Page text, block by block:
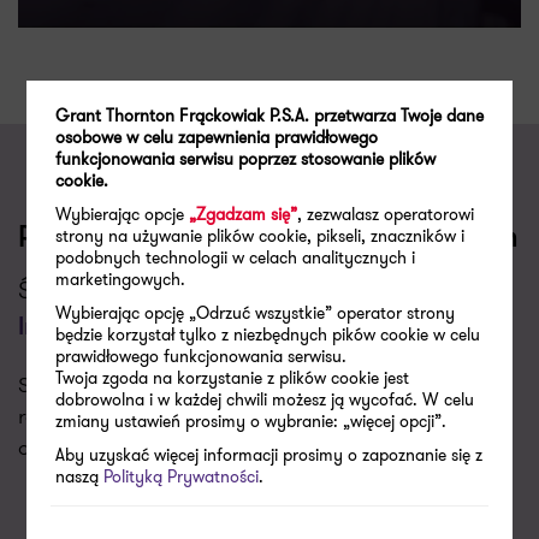
Porozmawiajmy o Twoich wyzwaniach
Świadczymy usługi w zakresie
Inwestycji
Skontaktujemy się z Tobą w najbliższym dniu
roboczym aby porozmawiać o Twoich potrzebach i
dopasować do nich naszą ofertę.
Grant Thornton Frąckowiak P.S.A. przetwarza Twoje dane
osobowe w celu zapewnienia prawidłowego
funkcjonowania serwisu poprzez stosowanie plików
cookie.
Wybierając opcje„Zgadzam się”, zezwalasz operatorowi
strony na używanie plików cookie, pikseli, znaczników i
podobnych technologii w celach analitycznych i
marketingowych.
Wybierając opcję „Odrzuć wszystkie” operator strony
będzie korzystał tylko z niezbędnych pików cookie w celu
prawidłowego funkcjonowania serwisu.
Twoja zgoda na korzystanie z plików cookie jest
dobrowolna i w każdej chwili możesz ją wycofać. W celu
zmiany ustawień prosimy o wybranie: „więcej opcji”.
Aby uzyskać więcej informacji prosimy o zapoznanie się z
naszą Polityką Prywatności.